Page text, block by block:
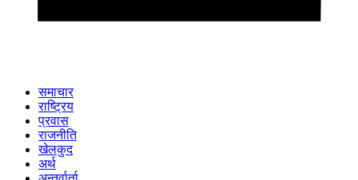
समाचार
राष्ट्रिय
प्रवास
राजनीति
खेलकुद
अर्थ